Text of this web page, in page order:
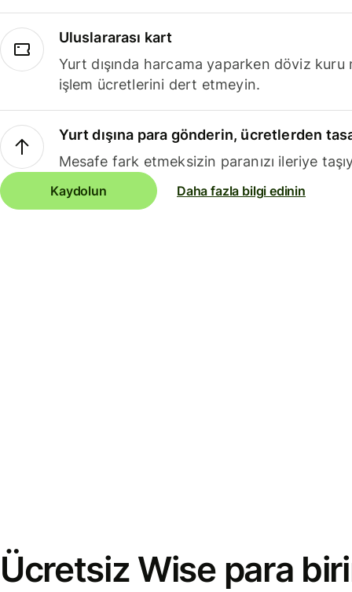
Uluslararası kart
Yurt dışında harcama yaparken döviz kuru
işlem ücretlerini dert etmeyin.
Yurt dışına para gönderin, ücretlerden
Mesafe fark etmeksizin paranızı ileriye
Kaydolun Daha fazla bilgi edinin
Ücretsiz Wise para